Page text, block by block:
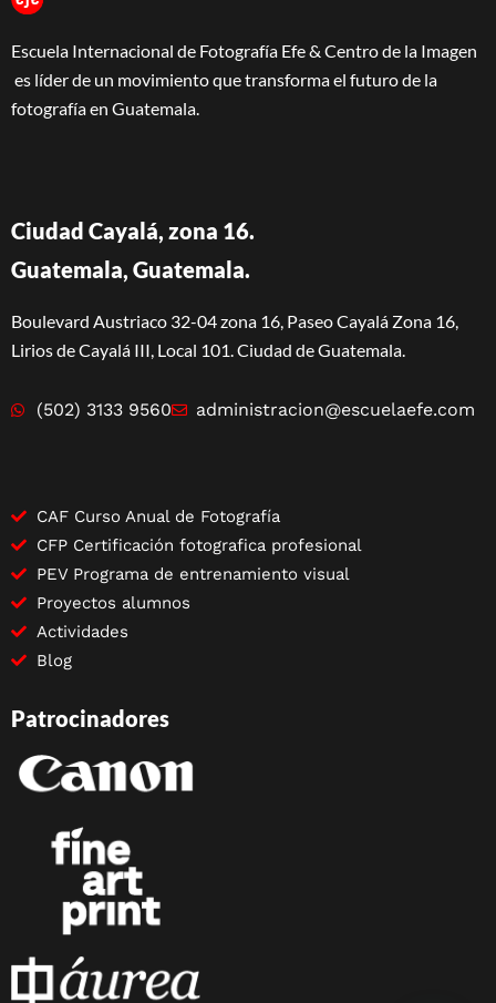
Escuela Internacional de Fotografía Efe & Centro de la Imagen
es líder de un movimiento que transforma el futuro de la
fotografía en Guatemala.
Ciudad Cayalá, zona 16.
Guatemala, Guatemala.
Boulevard Austriaco 32-04 zona 16, Paseo Cayalá Zona 16,
Lirios de Cayalá III, Local 101. Ciudad de Guatemala.
(502) 3133 9560 administracion@escuelaefe.com
CAF Curso Anual de Fotografía
CFP Certificación fotografica profesional
PEV Programa de entrenamiento visual
Proyectos alumnos
Actividades
Blog
Patrocinadores